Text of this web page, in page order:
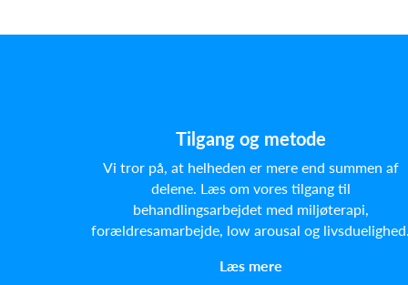
Tilgang og metode
Vi tror på, at helheden er mere end summen af
delene. Læs om vores tilgang til
behandlingsarbejdet med miljøterapi,
forældresamarbejde, low arousal og livsduelighed.
Læs mere